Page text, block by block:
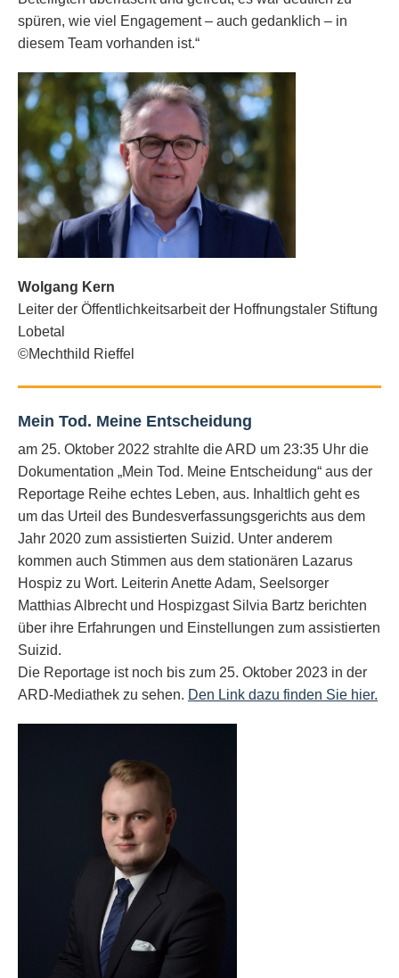
spüren, wie viel Engagement – auch gedanklich – in
diesem Team vorhanden ist.“
Wolgang Kern
Leiter der Öffentlichkeitsarbeit der Hoffnungstaler Stiftung
Lobetal
©Mechthild Rieffel
Mein Tod. Meine Entscheidung
am 25. Oktober 2022 strahlte die ARD um 23:35 Uhr die
Dokumentation „Mein Tod. Meine Entscheidung“ aus der
Reportage Reihe echtes Leben, aus. Inhaltlich geht es
um das Urteil des Bundesverfassungsgerichts aus dem
Jahr 2020 zum assistierten Suizid. Unter anderem
kommen auch Stimmen aus dem stationären Lazarus
Hospiz zu Wort. Leiterin Anette Adam, Seelsorger
Matthias Albrecht und Hospizgast Silvia Bartz berichten
über ihre Erfahrungen und Einstellungen zum assistierten
Suizid.
Die Reportage ist noch bis zum 25. Oktober 2023 in der
ARD-Mediathek zu sehen. Den Link dazu finden Sie hier.